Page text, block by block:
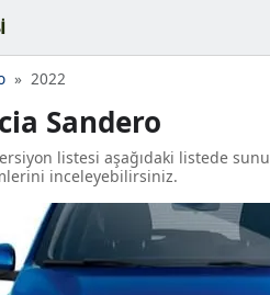
2022
Sandero
listesi aşağıdaki listede
inceleyebilirsiniz.